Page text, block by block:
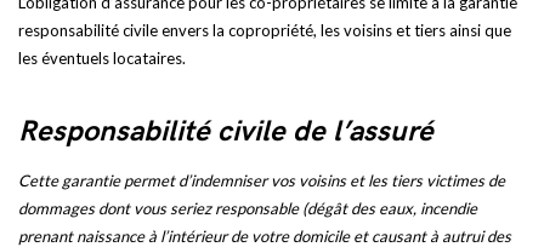
responsabilité civile envers la copropriété, les voisins et tiers ainsi que
les éventuels locataires.
Responsabilité civile de l’assuré
Cette garantie permet d’indemniser vos voisins et les tiers victimes de
dommages dont vous seriez responsable (dégât des eaux, incendie
prenant naissance à l’intérieur de votre domicile et causant à autrui des